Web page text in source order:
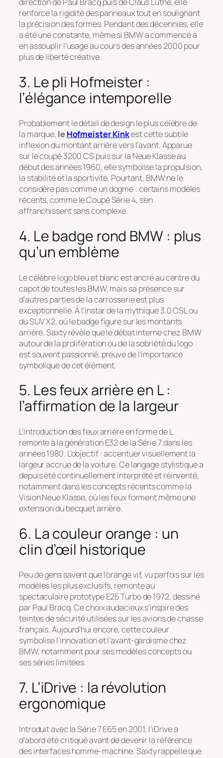
renforce la rigidité des panneaux tout en soulignant
la précision des formes. Pendant des décennies, elle
a été une constante, même si BMW a commencé à
en assouplir l’usage au cours des années 2000 pour
plus de liberté créative.
3. Le pli Hofmeister :
l’élégance intemporelle
Probablement le détail de design le plus célèbre de
la marque, le Hofmeister Kinkest cette subtile
inflexion du montant arrière vers l’avant. Apparue
sur le coupé 3200 CS puis sur la Neue Klasse au
début des années 1960, elle symbolise la propulsion,
la stabilité et la sportivité. Pourtant, BMW ne le
considère pas comme un dogme : certains modèles
récents, comme le Coupé Série 4, s’en
affranchissent sans complexe.
4. Le badge rond BMW : plus
qu’un emblème
Le célèbre logo bleu et blanc est ancré au centre du
capot de toutes les BMW, mais sa présence sur
d’autres parties de la carrosserie est plus
exceptionnelle. À l’instar de la mythique 3.0 CSL ou
du SUV X2, où le badge figure sur les montants
arrière. Saxty révèle que le débat interne chez BMW
autour de la prolifération ou de la sobriété du logo
est souvent passionné, preuve de l’importance
symbolique de cet élément.
5. Les feux arrière en L :
l’affirmation de la largeur
L’introduction des feux arrière en forme de L
remonte à la génération E32 de la Série 7 dans les
années 1980. L’objectif : accentuer visuellement la
largeur accrue de la voiture. Ce langage stylistique a
depuis été continuellement interprété et réinventé,
notamment dans les concepts récents comme la
Vision Neue Klasse, où les feux forment même une
extension du becquet arrière.
6. La couleur orange : un
clin d’œil historique
Peu de gens savent que l’orange vif, vu parfois sur les
modèles les plus exclusifs, remonte au
spectaculaire prototype E25 Turbo de 1972, dessiné
par Paul Bracq. Ce choix audacieux s’inspire des
teintes de sécurité utilisées sur les avions de chasse
français. Aujourd’hui encore, cette couleur
symbolise l’innovation et l’avant-gardisme chez
BMW, notamment pour ses modèles concepts ou
ses séries limitées.
7. L’iDrive : la révolution
ergonomique
Introduit avec la Série 7 E65 en 2001, l’iDrive a
d’abord été critiqué avant de devenir la référence
des interfaces homme-machine. Saxty rappelle que